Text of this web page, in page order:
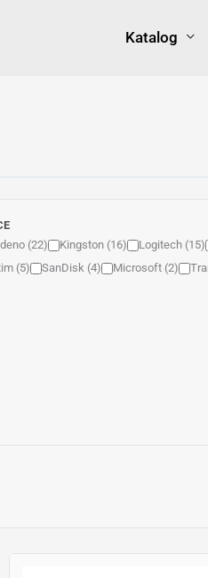
Katalog
(22)
Kingston (16) Logitech (15)
(5)
SanDisk (4) Microsoft (2)